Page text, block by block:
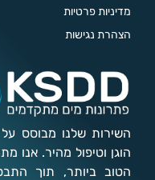
מדיניות פרטיות
הצהרת נגישות
השירות שלנו מבוסס
הוגן וטיפול מהיר. אנו
הטוב ביותר, תוך